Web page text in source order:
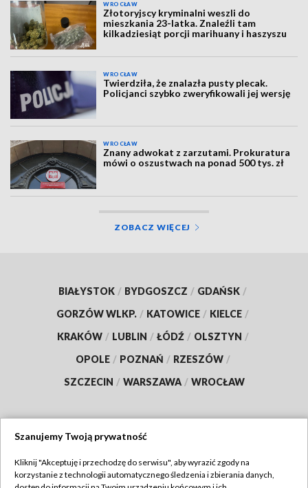
WROCŁAW
Złotoryjscy kryminalni weszli do
mieszkania 23-latka. Znaleźli tam
kilkadziesiąt porcji marihuany i haszyszu
WROCŁAW
Twierdziła, że znalazła pusty plecak.
Policjanci szybko zweryfikowali jej wersję
WROCŁAW
Znany adwokat z zarzutami. Prokuratura
mówi o oszustwach na ponad 500 tys. zł
ZOBACZ WIĘCEJ
BIAŁYSTOK / BYDGOSZCZ / GDAŃSK /
GORZÓW WLKP. / KATOWICE / KIELCE /
KRAKÓW / LUBLIN / ŁÓDŹ / OLSZTYN /
OPOLE / POZNAŃ / RZESZÓW /
SZCZECIN / WARSZAWA / WROCŁAW
TVP
Szanujemy Twoją prywatność
Kliknij "Akceptuję i przechodzę do serwisu", aby wyrazić zgody na
korzystanie z technologii automatycznego śledzenia i zbierania danych,